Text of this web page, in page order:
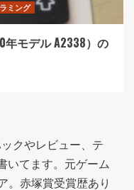
ミング
年モデル A2338）の
クやレビュー、テ
いてます。元ゲーム
。赤塚賞受賞歴あり